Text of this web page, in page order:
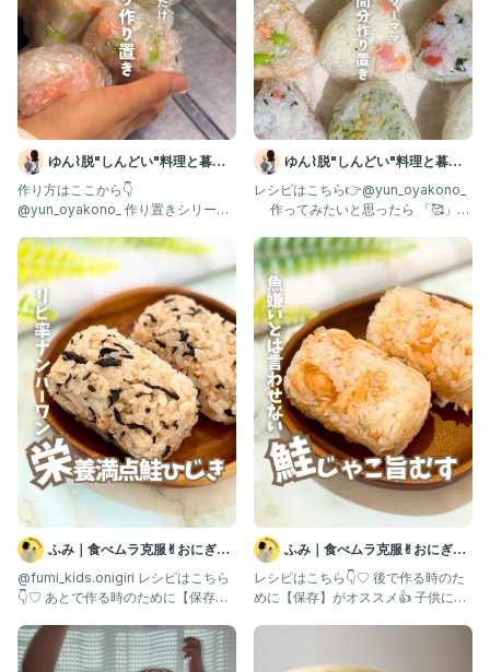
※お好みでブラックペッパーを
おにぎりのてっぺんにふりかけてください。
ネギをかけようとしたら、
まともに乗りませんでした🤣笑
パラパラこぼれやすいので、
ラップに包んだ状態で食べてもらってくださいね😃
🔻プロフィール
ちよ⌇@𝙘𝙝𝙞𝙮𝙤__𝙤𝙣𝙞𝙜𝙞𝙧𝙞
🍙元おにぎり屋
（朝の仕込み時は1時間に10種80個握っていました）
🍙現在は、フルタイム✖️総合職✖️全国転勤族の
2児のワーママ(5歳1歳)
🍙食事見直して、-8𝙠𝙜＆不妊・甲状腺機能低下症克服
🍙福岡県出身
現在全国転勤5ヶ所目で九州在住
🔻発信内容
20代前半に甲状腺機能低下症で激太り、
鬱・不妊一歩手前と言われた状況…
→食事の見直しで
◯不妊体質→2児授かる
◯10年以上かけて甲状腺機能低下症も克服。
ゆん⌇脱"しんどい"料理と暮ら
し
作り方はここから👇
@yun_oyakono_ 作り置きシリーズ
ふみ｜食べムラ克服✌︎おにぎり
レシピ
@fumi_kids.onigiri レシピはこちら
👇♡ あとで作る時のために【保存】
ゆん⌇脱"しんどい"料理と暮ら
し
レシピはこちら👉@yun_oyakono_
作ってみたいと思ったら 「🥰」を
ふみ｜食べムラ克服✌︎おにぎり
レシピ
レシピはこちら👇♡ 後で作る時のた
めに【保存】がオススメ👍 子供に食